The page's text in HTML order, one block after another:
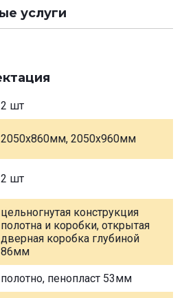
услуги
2 шт
2050х860мм, 2050х960мм
2 шт
цельногнутая конструкция
полотна и коробки, открытая
дверная коробка глубиной
86мм
полотно, пенопласт 53мм